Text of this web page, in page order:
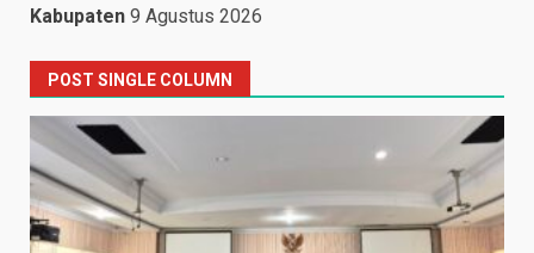
Kabupaten 9 Agustus 2026
POST SINGLE COLUMN